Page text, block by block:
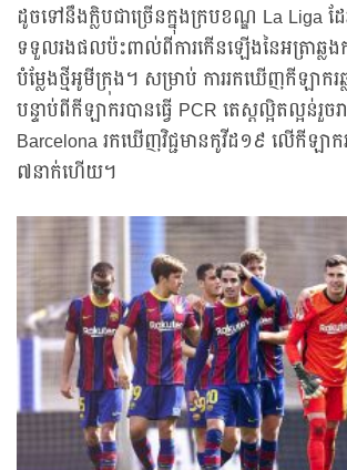
ដូចទៅនឹងក្លិបជាច្រើនក្នុងក្របខណ្ឌ La Liga ដ
ទទួលរងផលប៉ះពាល់ពីការកើនឡើងនៃអត្រាឆ្
បំម្លែងថ្មីអូមីក្រុង។ សម្រាប់ ការរកឃើញកីឡាករឆ្
បន្ទាប់ពីកីឡាករបានធ្វើ PCR តេស្តល្អិតល្អន់
Barcelona រកឃើញវិជ្ជមានកូវីដ១៩ លើកីឡា
៧នាក់ហើយ។